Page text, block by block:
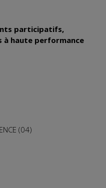
participatifs,
à haute performance
(04)